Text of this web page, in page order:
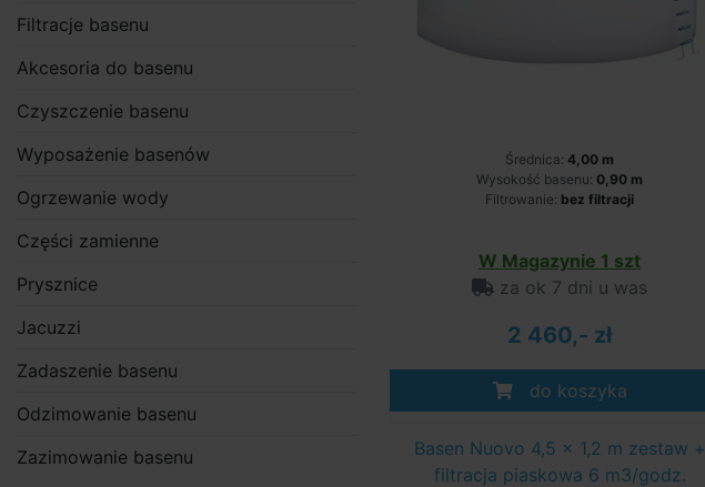
Średnica: 4,00 m
Wysokość basenu: 0,90 m
Filtrowanie: bez filtracji
W Magazynie 1 szt
za ok 7 dni u was
2 460,- zł
do koszyka
Basen Nuovo 4,5 x 1,2 m zestaw +
filtracja piaskowa 6 m3/godz.
Filtracje basenu
Akcesoria do basenu
Czyszczenie basenu
Wyposażenie basenów
Ogrzewanie wody
Części zamienne
Prysznice
Jacuzzi
Zadaszenie basenu
Odzimowanie basenu
Zazimowanie basenu